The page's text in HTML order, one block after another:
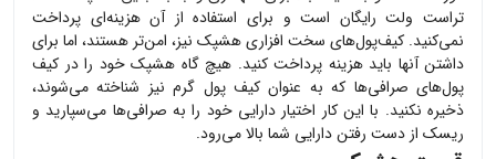
تراست ولت رایگان است و برای استفاده از آن هزینه‌ای پرداخت
نمی‌کنید. کیف‌پول‌های سخت افزاریهشپک نیز، امن‌تر هستند، اما برای
داشتن آنها باید هزینه پرداخت کنید. هیچ گاه هشپک خود را در کیف
پول‌های صرافی‌ها که به عنوان کیف پول گرم نیز شناخته می‌شوند،
ذخیره نکنید. با این کار اختیار دارایی خود را به صرافی‌ها می‌سپارید و
ریسک از دست رفتن دارایی شما بالا می‌رود.